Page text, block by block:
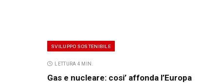
SVILUPPO SOSTENIBILE
LETTURA 4 MIN.
Gas e nucleare: cosi’ affonda l’Europa